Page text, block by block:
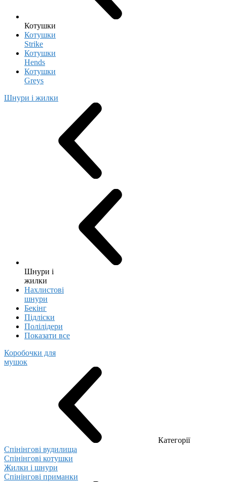
Котушки
Котушки
Strike
Котушки
Hends
Котушки
Greys
Шнури і жилки
Шнури і
жилки
Нахлистові
шнури
Бекінг
Підліски
Полілідери
Показати все
Коробочки для
мушок
Категорії
Спінінгові вудилища
Спінінгові котушки
Жилки і шнури
Спінінгові приманки